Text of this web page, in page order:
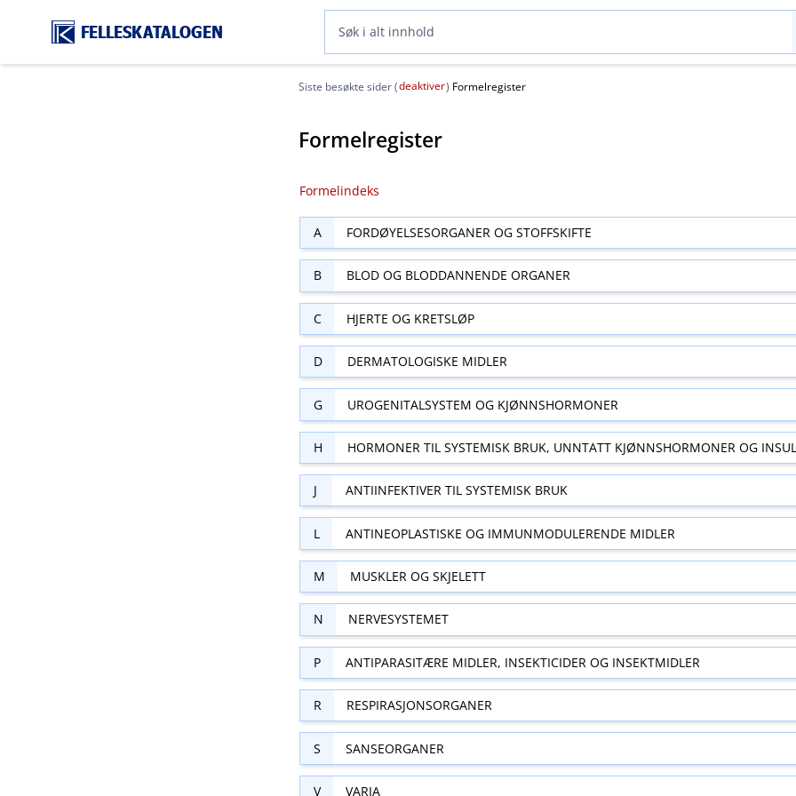
FELLESKATALOGEN
Siste besøkte sider (deaktiver) Formelregister
Formelregister
Formelindeks
A FORDØYELSESORGANER OG STOFFSKIFTE
B BLOD OG BLODDANNENDE ORGANER
C HJERTE OG KRETSLØP
D DERMATOLOGISKE MIDLER
G UROGENITALSYSTEM OG KJØNNSHORMONER
H HORMONER TIL SYSTEMISK BRUK, UNNTATT KJØNNSHORMONER OG
J ANTIINFEKTIVER TIL SYSTEMISK BRUK
L ANTINEOPLASTISKE OG IMMUNMODULERENDE MIDLER
M MUSKLER OG SKJELETT
N NERVESYSTEMET
P ANTIPARASITÆRE MIDLER, INSEKTICIDER OG INSEKTMIDLER
R RESPIRASJONSORGANER
S SANSEORGANER
V VARIA